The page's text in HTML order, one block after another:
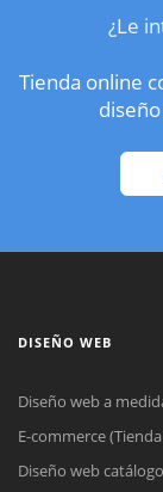
¿Le
Tienda online
DISEÑO WEB
Diseño web a
E-commerce
Diseño web catálogo